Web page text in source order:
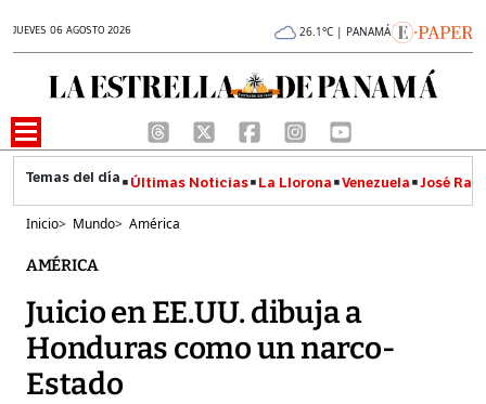
JUEVES 06 AGOSTO 2026 26.1°C | PANAMÁ
Últimas Noticias La Llorona Venezuela José
Inicio> Mundo> América
AMÉRICA
Juicio en EE.UU. dibuja a
Honduras como un narco-
Estado